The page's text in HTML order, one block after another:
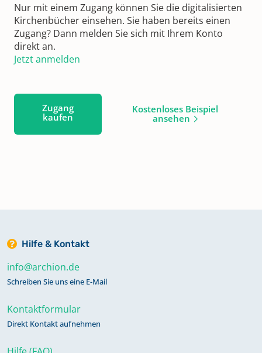
Nur mit einem Zugang können Sie die digitalisierten
Kirchenbücher einsehen. Sie haben bereits einen
Zugang? Dann melden Sie sich mit Ihrem Konto
direkt an.
Jetzt anmelden
Zugang
kaufen
Kostenloses Beispiel
ansehen
Hilfe & Kontakt
info@archion.de
Schreiben Sie uns eine E-Mail
Kontaktformular
Direkt Kontakt aufnehmen